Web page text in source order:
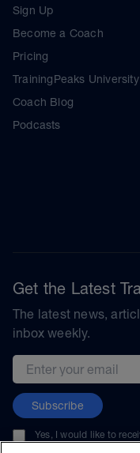
Sign Up
Become a Coach
Pricing
TrainingPeaks University
Coach Blog
Podcasts
Get the Latest
The latest news,
inbox weekly.
Email address
Subscribe
Yes, I would like to